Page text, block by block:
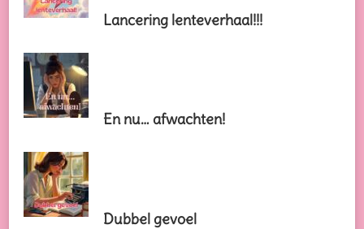
Lancering lenteverhaal!!!
En nu… afwachten!
Dubbel gevoel